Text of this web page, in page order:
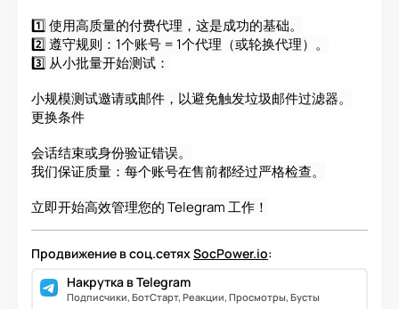
1️⃣ 使用高质量的付费代理，这是成功的基础。
2️⃣ 遵守规则：1个账号 = 1个代理（或轮换代理）。
3️⃣ 从小批量开始测试：
小规模测试邀请或邮件，以避免触发垃圾邮件过滤器。
更换条件
会话结束或身份验证错误。
我们保证质量：每个账号在售前都经过严格检查。
立即开始高效管理您的 Telegram 工作！
Продвижение в соц.сетяхSocPower.io:
Накрутка в Telegram
Подписчики, БотСтарт, Реакции, Просмотры, Бусты